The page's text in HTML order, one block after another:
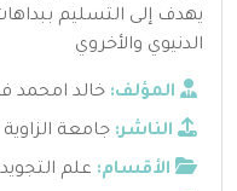
يهدف إلى التسليم
الدنيوي والأخروي
المؤلف: خالد امحمد
الناشر: جامعة الزاوية
الأقسام: علم التجويد